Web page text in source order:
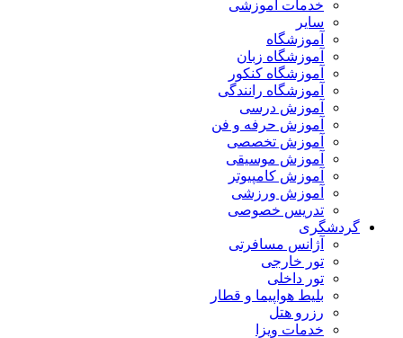
خدمات آموزشی
سایر
آموزشگاه
آموزشگاه زبان
آموزشگاه کنکور
آموزشگاه رانندگی
آموزش درسی
آموزش حرفه و فن
آموزش تخصصی
آموزش موسیقی
آموزش کامپیوتر
آموزش ورزشی
تدریس خصوصی
گردشگری
آژانس مسافرتی
تور خارجی
تور داخلی
بلیط هواپیما و قطار
رزرو هتل
خدمات ویزا